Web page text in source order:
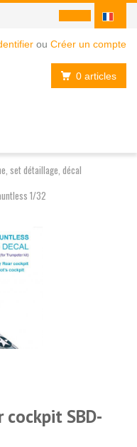
ou Créer un compte
0 articles
set détaillage, décal
1/32
SBD-